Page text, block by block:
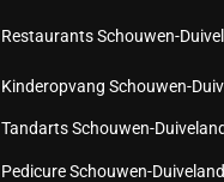
Restaurants Schouwen-
Kinderopvang Schouwen-
Tandarts Schouwen-
Pedicure Schouwen-Duiveland